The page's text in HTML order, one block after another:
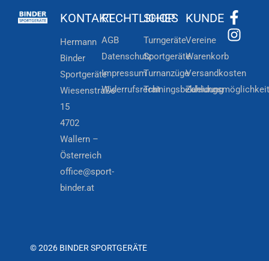
KONTAKT
Hermann
Binder
Sportgeräte
Wiesenstraße
15
4702
Wallern –
Österreich
office@sport-
binder.at
RECHTLICHES
AGB
Datenschutz
Impressum
Widerrufsrecht
SHOP
Turngeräte
Sportgeräte
Turnanzüge
Trainingsbekleidung
KUNDE
Vereine
Warenkorb
Versandkosten
© 2026 BINDER SPORTGERÄTE